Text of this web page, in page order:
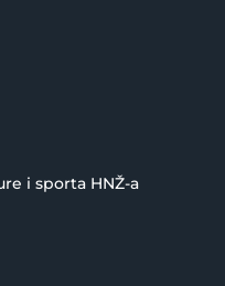
i sporta HNŽ-a